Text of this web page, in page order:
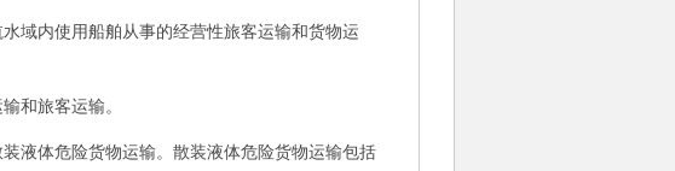
域内使用船舶从事的经营性旅客运输和货物运
和旅客运输。
液体危险货物运输。散装液体危险货物运输包括